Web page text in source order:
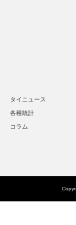
タイニュース
各種統計
コラム